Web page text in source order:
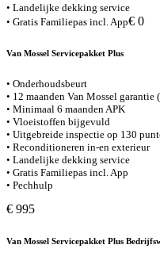
• Landelijke dekking service
• Gratis Familiepas incl. App€ 0
Van Mossel Servicepakket Plus
• Onderhoudsbeurt
• 12 maanden Van Mossel garantie
• Minimaal 6 maanden APK
• Vloeistoffen bijgevuld
• Uitgebreide inspectie op 130
• Reconditioneren in-en exterieur
• Landelijke dekking service
• Gratis Familiepas incl. App
• Pechhulp
€ 995
Van Mossel Servicepakket Plus